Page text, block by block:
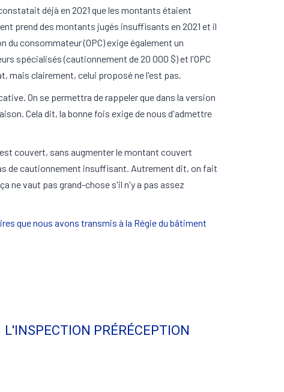
déjà en 2021 que les montants étaient
prend des montants jugés insuffisants en 2021 et il
consommateur (OPC) exige également un
spécialisés (cautionnement de 20 000 $) et l'OPC
mais clairement, celui proposé ne l'est pas.
On se permettra de rappeler que dans la version
Cela dit, la bonne fois exige de nous d'admettre
couvert, sans augmenter le montant couvert
de cautionnement insuffisant. Autrement dit, on fait
ne vaut pas grand-chose s'il n'y a pas assez
que nous avons transmis à la Régie du bâtiment
L'INSPECTION PRÉRÉCEPTION